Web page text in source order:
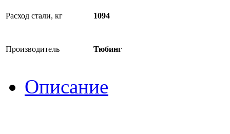
Расход стали, кг 1094
Производитель Тюбинг
Описание